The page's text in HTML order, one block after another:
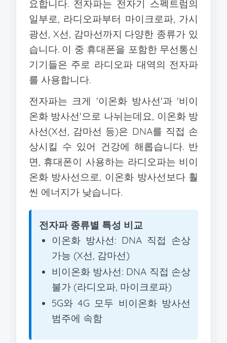
요합니다. 전자파는 전자기 스펙트럼의
일부로, 라디오파부터 마이크로파, 가시
광선, X선, 감마선까지 다양한 종류가 있
습니다. 이 중 휴대폰을 포함한 무선통신
기기들은 주로 라디오파 대역의 전자파
를 사용합니다.
전자파는 크게 '이온화 방사선'과 '비이
온화 방사선'으로 나뉘는데요, 이온화 방
사선(X선, 감마선 등)은 DNA를 직접 손
상시킬 수 있어 건강에 해롭습니다. 반
면, 휴대폰이 사용하는 라디오파는 비이
온화 방사선으로, 이온화 방사선보다 훨
씬 에너지가 낮습니다.
전자파 종류별 특성 비교
이온화 방사선: DNA 직접 손상
가능 (X선, 감마선)
비이온화 방사선: DNA 직접 손상
불가 (라디오파, 마이크로파)
5G와 4G 모두 비이온화 방사선
범주에 속함